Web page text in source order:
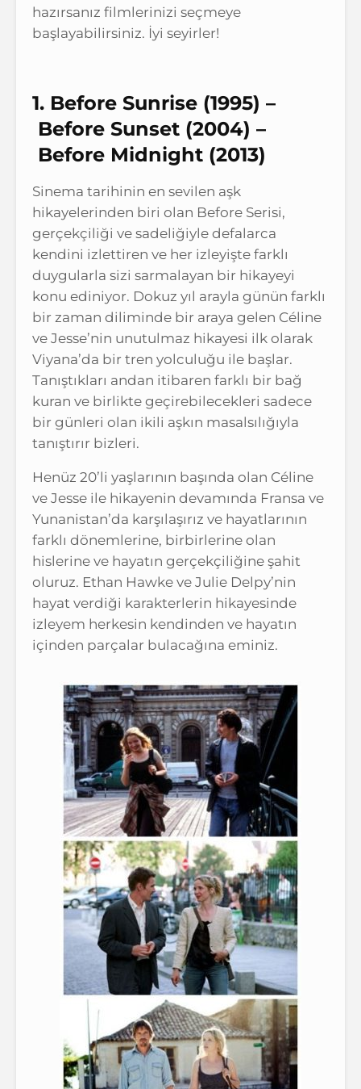
hazırsanız filmlerinizi seçmeye
başlayabilirsiniz. İyi seyirler!
1. Before Sunrise (1995) –
Before Sunset (2004) –
Before Midnight (2013)
Sinema tarihinin en sevilen aşk
hikayelerinden biri olan Before Serisi,
gerçekçiliği ve sadeliğiyle defalarca
kendini izlettiren ve her izleyişte farklı
duygularla sizi sarmalayan bir hikayeyi
konu ediniyor. Dokuz yıl arayla günün farklı
bir zaman diliminde bir araya gelen Céline
ve Jesse’nin unutulmaz hikayesi ilk olarak
Viyana’da bir tren yolculuğu ile başlar.
Tanıştıkları andan itibaren farklı bir bağ
kuran ve birlikte geçirebilecekleri sadece
bir günleri olan ikili aşkın masalsılığıyla
tanıştırır bizleri.
Henüz 20’li yaşlarının başında olan Céline
ve Jesse ile hikayenin devamında Fransa ve
Yunanistan’da karşılaşırız ve hayatlarının
farklı dönemlerine, birbirlerine olan
hislerine ve hayatın gerçekçiliğine şahit
oluruz. Ethan Hawke ve Julie Delpy’nin
hayat verdiği karakterlerin hikayesinde
izleyem herkesin kendinden ve hayatın
içinden parçalar bulacağına eminiz.